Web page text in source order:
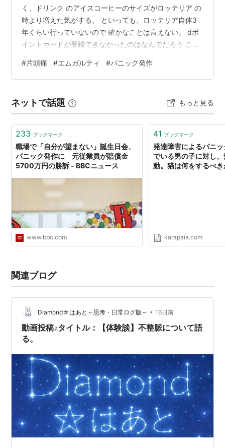
く、ドリンク のアイスコーヒーのサイズがロッテリア の
時より増えた気がする。 といっても、ロッテリア自体3
年くらい行っていないので 確かなことは言えない。 dポ
イントカードが登録できなかったのはなんでだろう この
熱中症で搬送されないように必死である。 日傘に水分、
冷房対策のカーディガンにクールネックリング 等、持ち
りの電車でパニック発作が起きそうになり、 久しぶりに
アルプラゾラムを飲んだ。 しばらく実家に帰るのは控え
ようと思う。 そして暑く…
#片頭痛 #エムガルティ #パニック発作
ネットで話題 もっと見る
233 ブックマーク
職場で「自分が望まない」誕生日会、
パニック発作に 元従業員が賠償金
5700万円の勝訴 - BBCニュース
www.bbc.com
41 ブックマーク
発達障害によるパニ
でいる男の子に対し
動。猫は何をするべ
karapaia.com
関連ブログ
Diamond☆はあと～思考・日常ログ版～ • 16日前
動画投稿♪タイトル：【体験談】不整脈について語
る。